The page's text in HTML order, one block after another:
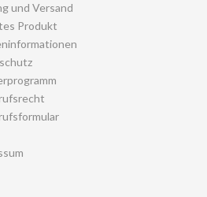
und Versand
Produkt